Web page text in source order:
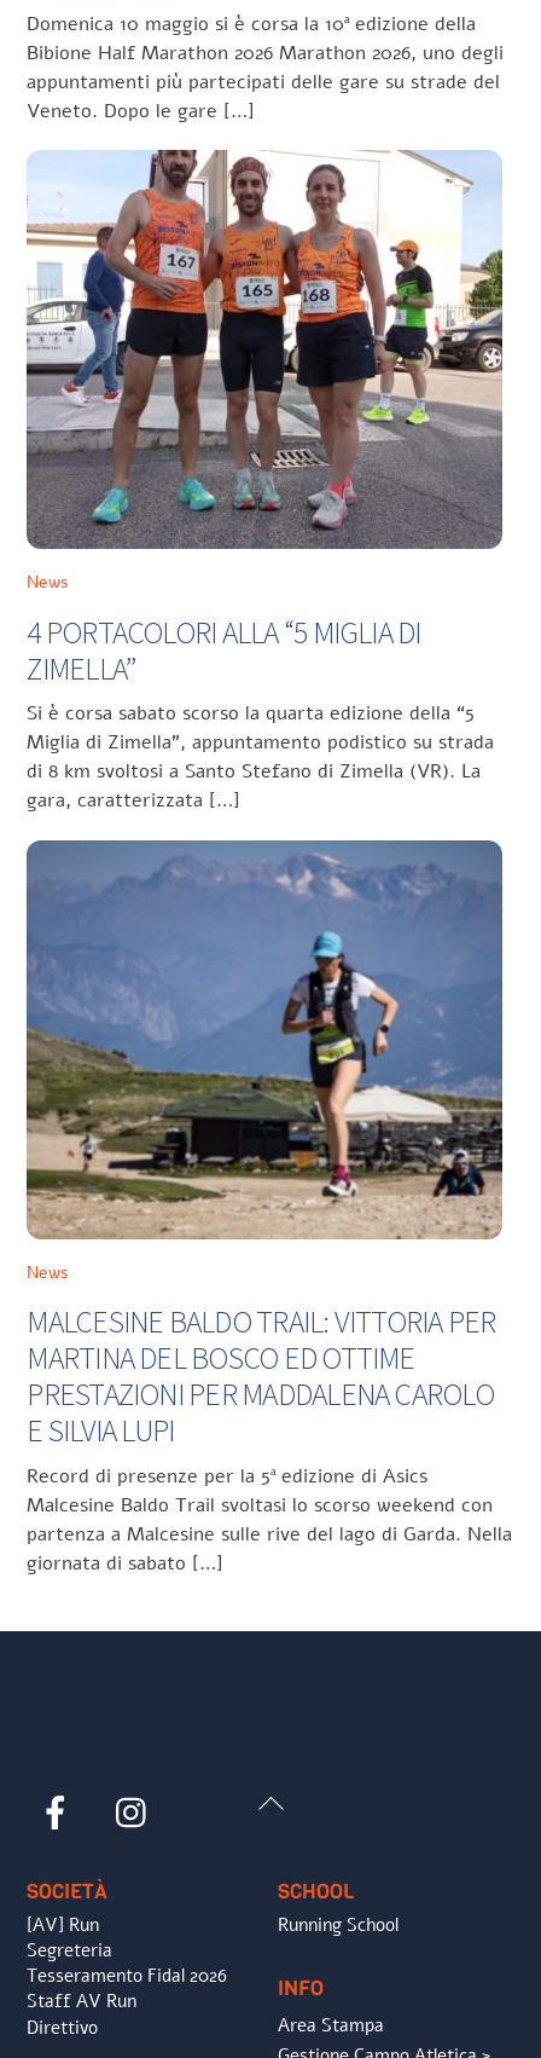
Domenica 10 maggio si è corsa la 10ª edizione della
Bibione Half Marathon 2026 Marathon 2026, uno degli
appuntamenti più partecipati delle gare su strade del
Veneto. Dopo le gare […]
News
4 PORTACOLORI ALLA “5 MIGLIA DI
ZIMELLA”
Si è corsa sabato scorso la quarta edizione della “5
Miglia di Zimella”, appuntamento podistico su strada
di 8 km svoltosi a Santo Stefano di Zimella (VR). La
gara, caratterizzata […]
News
MALCESINE BALDO TRAIL: VITTORIA PER
MARTINA DEL BOSCO ED OTTIME
PRESTAZIONI PER MADDALENA CAROLO
E SILVIA LUPI
Record di presenze per la 5ª edizione di Asics
Malcesine Baldo Trail svoltasi lo scorso weekend con
partenza a Malcesine sulle rive del lago di Garda. Nella
giornata di sabato […]
Back
Facebook
SOCIETÀ
[AV] Run
Segreteria
Tesseramento Fidal 2026
Staff AV Run
Direttivo
SCHOOL
Running School
INFO
Area Stampa